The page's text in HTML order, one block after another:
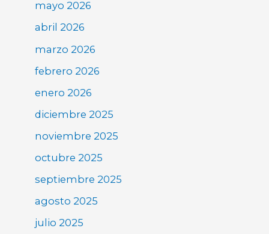
mayo 2026
abril 2026
marzo 2026
febrero 2026
enero 2026
diciembre 2025
noviembre 2025
octubre 2025
septiembre 2025
agosto 2025
julio 2025